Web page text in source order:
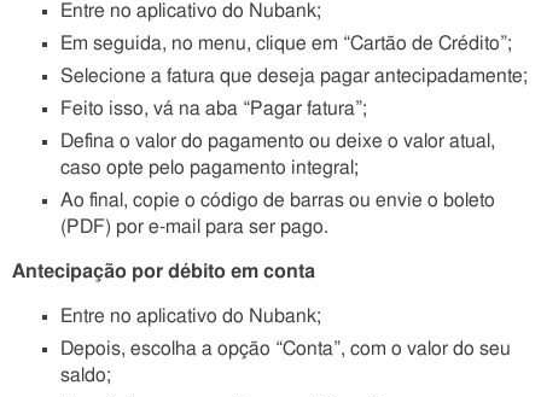
Entre no aplicativo do Nubank;
Em seguida, no menu, clique em “Cartão de Crédito”;
Selecione a fatura que deseja pagar antecipadamente;
Feito isso, vá na aba “Pagar fatura”;
Defina o valor do pagamento ou deixe o valor atual,
caso opte pelo pagamento integral;
Ao final, copie o código de barras ou envie o boleto
(PDF) por e-mail para ser pago.
Antecipação por débito em conta
Entre no aplicativo do Nubank;
Depois, escolha a opção “Conta”, com o valor do seu
saldo;